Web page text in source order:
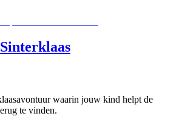
waarin jouw kind helpt de
te vinden.